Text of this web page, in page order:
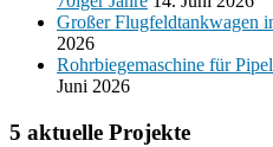
Großer Flugfeldtankwagen
2026
Rohrbiegemaschine für
Juni 2026
5 aktuelle Projekte